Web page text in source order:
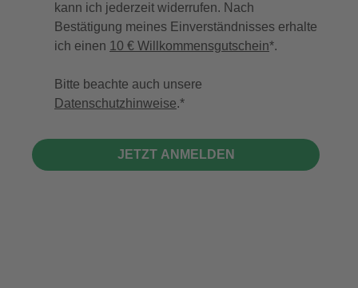
kann ich jederzeit widerrufen. Nach
Bestätigung meines Einverständnisses erhalte
ich einen 10 € Willkommensgutschein*.
Bitte beachte auch unsere
Datenschutzhinweise.
JETZT ANMELDEN